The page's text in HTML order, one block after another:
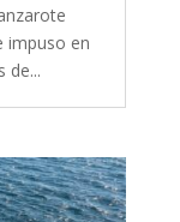
impuso en
de...